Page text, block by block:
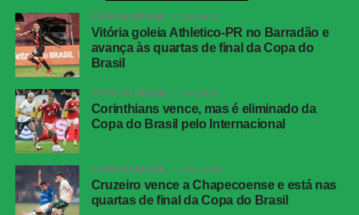
ida das oitavas de final)
Data e horário:03.08 (segunda-feira), às 21h (de
Brasília)
Local:
FICHA
TÉCNICA
Partida
Competição
Campeonato Brasileiro – 21ª rodada
Local
Neo Química Arena, São Paulo (SP)
COPA DO BRASIL 1 dia atrás
Vitória goleia Athletico-PR no Barradão e
avança às quartas de final da Copa do
Brasil
COPA DO BRASIL 1 dia atrás
Corinthians vence, mas é eliminado da
Copa do Brasil pelo Internacional
COPA DO BRASIL 2 dias atrás
Cruzeiro vence a Chapecoense e está nas
quartas de final da Copa do Brasil